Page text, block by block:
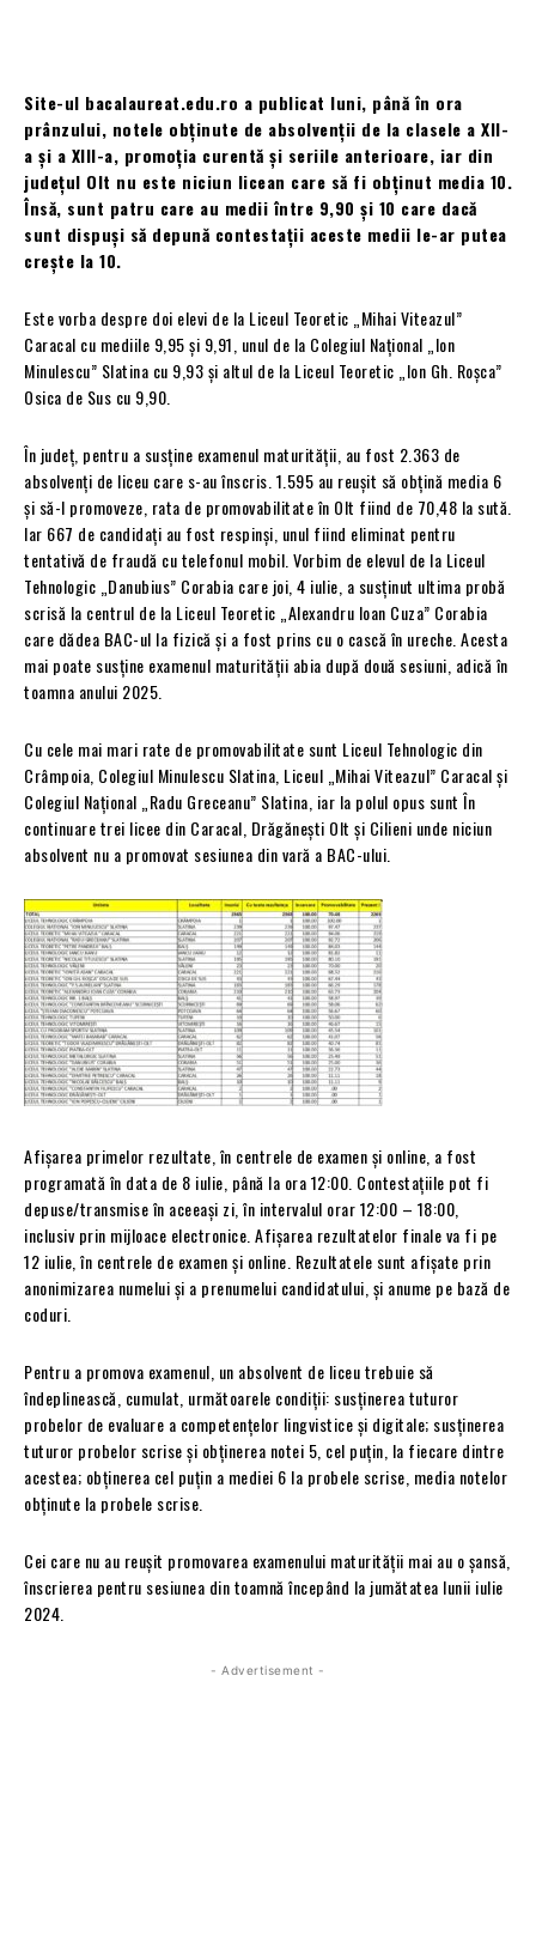
Site-ul bacalaureat.edu.ro a publicat luni, până în ora
prânzului, notele obţinute de absolvenții de la clasele a XII-
a și a XIII-a, promoția curentă și seriile anterioare, iar din
județul Olt nu este niciun licean care să fi obținut media 10.
Însă, sunt patru care au medii între 9,90 și 10 care dacă
sunt dispuși să depună contestații aceste medii le-ar putea
crește la 10.
Este vorba despre doi elevi de la Liceul Teoretic „Mihai Viteazul”
Caracal cu mediile 9,95 și 9,91, unul de la Colegiul Național „Ion
Minulescu” Slatina cu 9,93 și altul de la Liceul Teoretic „Ion Gh. Roșca”
Osica de Sus cu 9,90.
În județ, pentru a susține examenul maturității, au fost 2.363 de
absolvenți de liceu care s-au înscris. 1.595 au reușit să obțină media 6
și să-l promoveze, rata de promovabilitate în Olt fiind de 70,48 la sută.
Iar 667 de candidați au fost respinși, unul fiind eliminat pentru
tentativă de fraudă cu telefonul mobil. Vorbim de elevul de la Liceul
Tehnologic „Danubius” Corabia care joi, 4 iulie, a susținut ultima probă
scrisă la centrul de la Liceul Teoretic „Alexandru Ioan Cuza” Corabia
care dădea BAC-ul la fizică și a fost prins cu o cască în ureche. Acesta
mai poate susține examenul maturității abia după două sesiuni, adică în
toamna anului 2025.
Cu cele mai mari rate de promovabilitate sunt Liceul Tehnologic din
Crâmpoia, Colegiul Minulescu Slatina, Liceul „Mihai Viteazul” Caracal și
Colegiul Național „Radu Greceanu” Slatina, iar la polul opus sunt În
continuare trei licee din Caracal, Drăgănești Olt și Cilieni unde niciun
absolvent nu a promovat sesiunea din vară a BAC-ului.
Afişarea primelor rezultate, în centrele de examen şi online, a fost
programată în data de 8 iulie, până la ora 12:00. Contestaţiile pot fi
depuse/transmise în aceeaşi zi, în intervalul orar 12:00 – 18:00,
inclusiv prin mijloace electronice. Afişarea rezultatelor finale va fi pe
12 iulie, în centrele de examen şi online. Rezultatele sunt afişate prin
anonimizarea numelui şi a prenumelui candidatului, și anume pe bază de
coduri.
Pentru a promova examenul, un absolvent de liceu trebuie să
îndeplinească, cumulat, următoarele condiţii: susţinerea tuturor
probelor de evaluare a competenţelor lingvistice şi digitale; susţinerea
tuturor probelor scrise şi obţinerea notei 5, cel puţin, la fiecare dintre
acestea; obţinerea cel puţin a mediei 6 la probele scrise, media notelor
obţinute la probele scrise.
Cei care nu au reușit promovarea examenului maturității mai au o șansă,
înscrierea pentru sesiunea din toamnă începând la jumătatea lunii iulie
2024.
- Advertisement -